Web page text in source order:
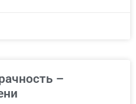
–